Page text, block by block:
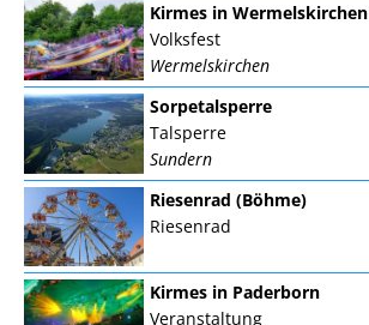
Kirmes in Wermelskirchen
Volksfest
Wermelskirchen
Sorpetalsperre
Talsperre
Sundern
Riesenrad (Böhme)
Riesenrad
Kirmes in Paderborn
Veranstaltung